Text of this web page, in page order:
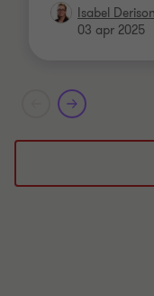
Isabel Derison
03 apr 2025